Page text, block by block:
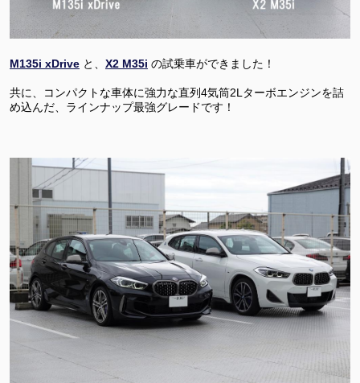
M135i xDrive と、 X2 M35i の試乗車ができました！
共に、コンパクトな車体に強力な直列4気筒2Lターボエンジンを詰
め込んだ、ラインナップ最強グレードです！